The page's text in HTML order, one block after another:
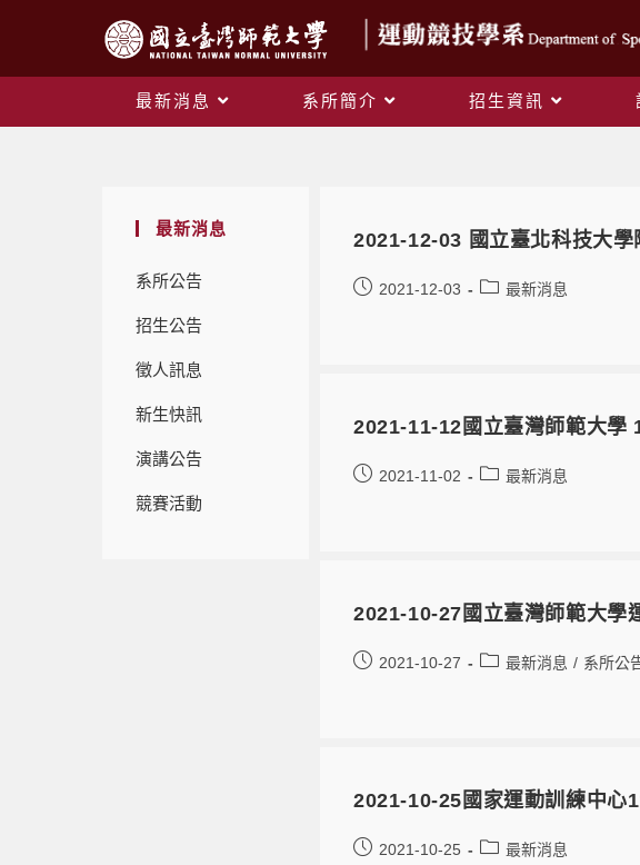
最新消息 系所簡介 招生資訊
最新消息
系所公告
招生公告
徵人訊息
新生快訊
演講公告
競賽活動
2021-12-03 國立臺北科技大
2021-12-03 最新消息
2021-11-12國立臺灣師範大學
2021-11-02 最新消息
2021-10-27國立臺灣師範大學
2021-10-27 最新消息 / 系所公
2021-10-25國家運動訓練中心
2021-10-25 最新消息